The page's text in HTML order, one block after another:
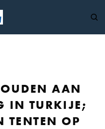
AAN
IN TURKIJE;
TENTEN OP